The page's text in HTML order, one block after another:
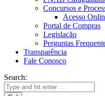
Concursos e
Acesso
Portal de Compras
Legislação
Perguntas
Transparência
Fale Conosco
Search: